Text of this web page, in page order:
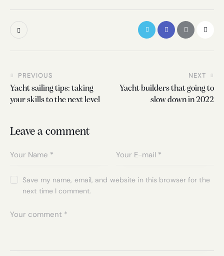
PREVIOUS
Yacht sailing tips: taking
your skills to the next level
NEXT
Yacht builders that going to
slow down in 2022
Leave a comment
Save my name, email, and website in this browser for the
next time I comment.